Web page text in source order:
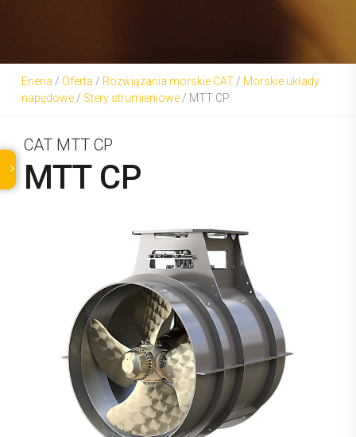
Eneria / Oferta / Rozwiązania morskie CAT / Morskie układy
napędowe / Stery strumieniowe / MTT CP
CAT MTT CP
MTT CP